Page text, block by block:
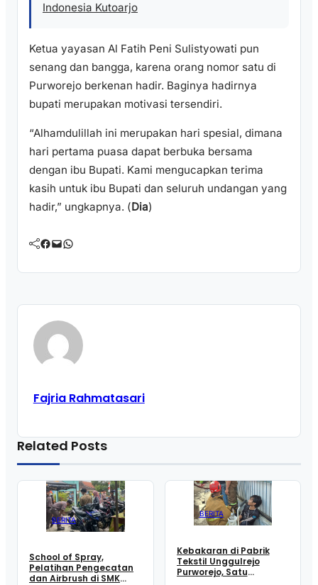
Indonesia Kutoarjo
Ketua yayasan Al Fatih Peni Sulistyowati pun
senang dan bangga, karena orang nomor satu di
Purworejo berkenan hadir. Baginya hadirnya
bupati merupakan motivasi tersendiri.
“Alhamdulillah ini merupakan hari spesial, dimana
hari pertama puasa dapat berbuka bersama
dengan ibu Bupati. Kami mengucapkan terima
kasih untuk ibu Bupati dan seluruh undangan yang
hadir,” ungkapnya. (Dia)
Facebook Mail WhatsApp
Fajria Rahmatasari
Related Posts
BERITA
School of Spray,
Pelatihan Pengecatan
dan Airbrush di SMK
BERITA
Kebakaran di Pabrik
Tekstil Unggulrejo
Purworejo, Satu